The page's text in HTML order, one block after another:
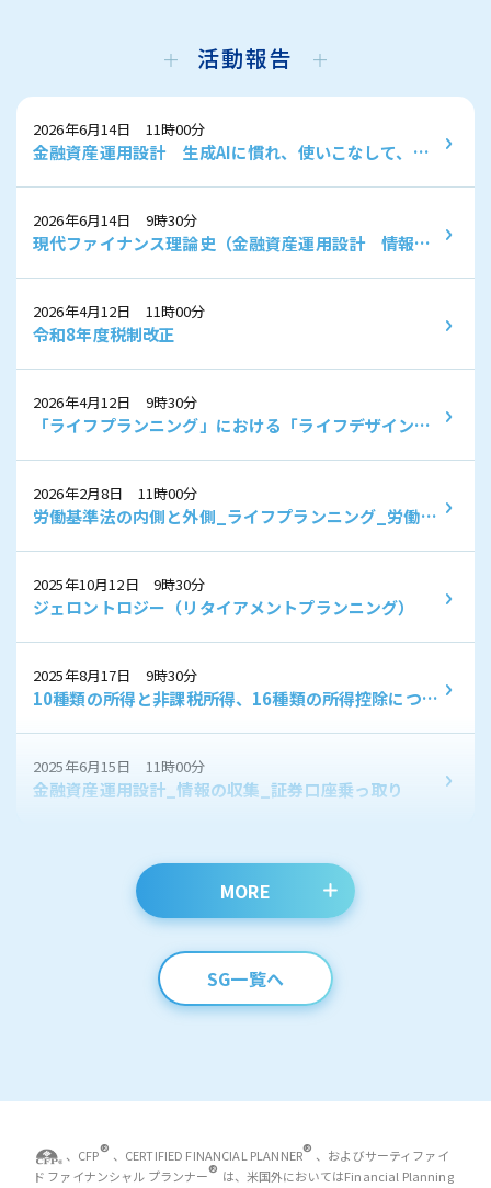
活動報告
2026年6月14日 11時00分
金融資産運用設計 生成AIに慣れ、使いこなして、
2026年6月14日 9時30分
現代ファイナンス理論史（金融資産運用設計 情報収
2026年4月12日 11時00分
令和8年度税制改正
2026年4月12日 9時30分
「ライフプランニング」における「ライフデザイン」
2026年2月8日 11時00分
労働基準法の内側と外側_ライフプランニング_労働保
2025年10月12日 9時30分
ジェロントロジー（リタイアメントプランニング）
2025年8月17日 9時30分
10種類の所得と非課税所得、16種類の所得控除につい
2025年6月15日 11時00分
金融資産運用設計_情報の収集_証券口座乗っ取り
MORE
SG一覧へ
、CFP® 、CERTIFIED FINANCIAL PLANNER® 、およびサーティファイ
ド ファイナンシャル プランナー® は、米国外においてはFinancial Planning